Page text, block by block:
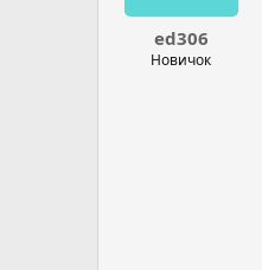
ed306
Новичок